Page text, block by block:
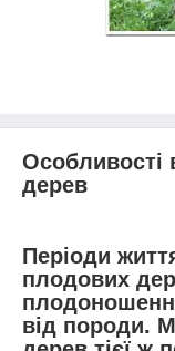
Особливості
дерев
Періоди
плодових
від породи.